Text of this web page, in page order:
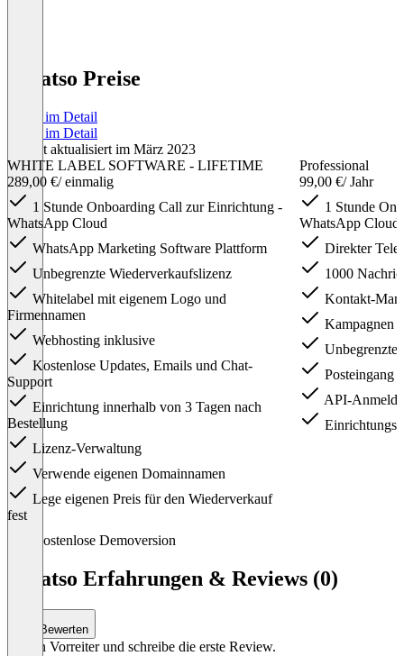
Whatso Preise
Preise im Detail
Preise im Detail
Zuletzt aktualisiert im März 2023
WHITE LABEL SOFTWARE - LIFETIME
289,00 €/ einmalig
1 Stunde Onboarding Call zur Einrichtung -
WhatsApp Cloud
WhatsApp Marketing Software Plattform
Unbegrenzte Wiederverkaufslizenz
Whitelabel mit eigenem Logo und
Firmennamen
Webhosting inklusive
Kostenlose Updates, Emails und Chat-
Support
Einrichtung innerhalb von 3 Tagen nach
Bestellung
Lizenz-Verwaltung
Verwende eigenen Domainnamen
Lege eigenen Preis für den Wiederverkauf
fest
Professional
99,00 €/ Jahr
1 Stunde
WhatsApp Cloud
Direkter
1000
Kontakt-
Kampagnen
Posteingang
API-
Kostenlose Demoversion
Whatso Erfahrungen & Reviews (0)
Bewerten
Sei ein Vorreiter und schreibe die erste Review.